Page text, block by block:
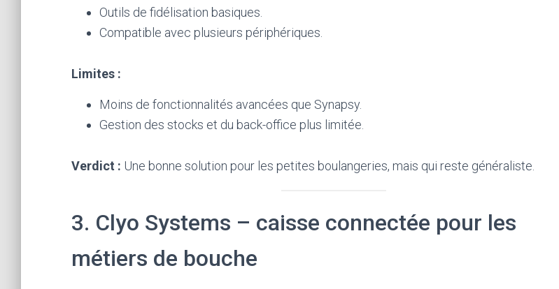
Outils de fidélisation basiques.
Compatible avec plusieurs périphériques.
Limites :
Moins de fonctionnalités avancées que Synapsy.
Gestion des stocks et du back-office plus limitée.
Verdict : Une bonne solution pour les petites boulangeries, mais qui reste généraliste.
3. Clyo Systems – caisse connectée pour les
métiers de bouche